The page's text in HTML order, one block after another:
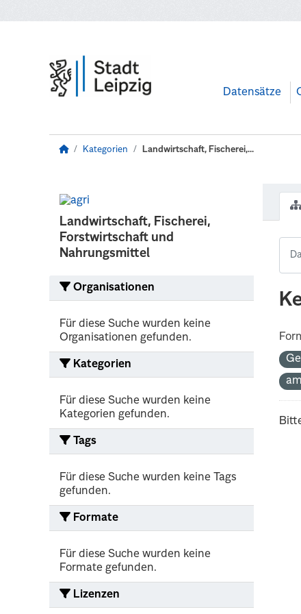
Datensätze
Kategorien Landwirtschaft, Fischerei,...
Landwirtschaft, Fischerei,
Forstwirtschaft und
Nahrungsmittel
Organisationen
Für diese Suche wurden keine
Organisationen gefunden.
Kategorien
Für diese Suche wurden keine
Kategorien gefunden.
Tags
Für diese Suche wurden keine Tags
gefunden.
Formate
Für diese Suche wurden keine
Formate gefunden.
Lizenzen